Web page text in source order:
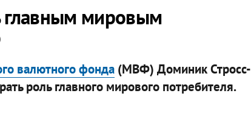
главным мировым
валютного фонда(МВФ) Доминик Стросс-
роль главного мирового потребителя.